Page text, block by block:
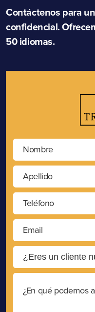
Contáctenos para
confidencial.
50 idiomas.